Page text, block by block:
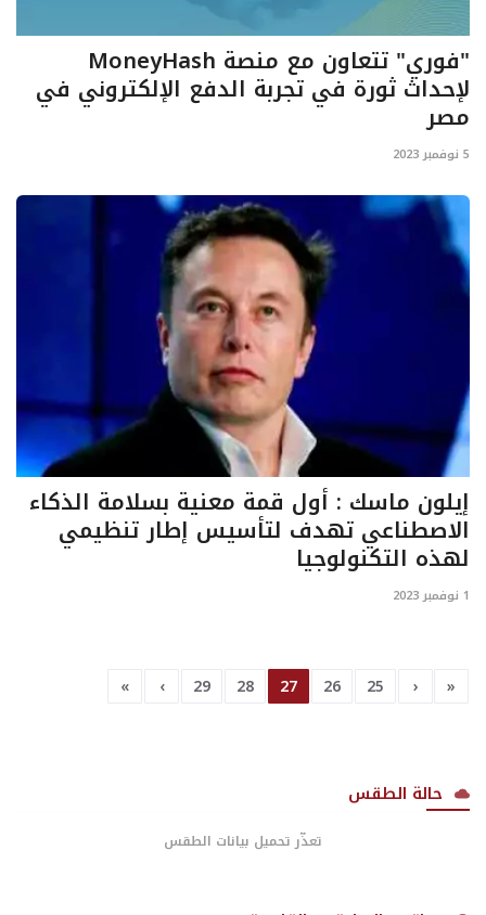
"فوري" تتعاون مع منصة MoneyHash
لإحداث ثورة في تجربة الدفع الإلكتروني في
مصر
5 نوفمبر 2023
إيلون ماسك : أول قمة معنية بسلامة الذكاء
الاصطناعي تهدف لتأسيس إطار تنظيمي
لهذه التكنولوجيا
1 نوفمبر 2023
«
‹
25
26
27
28
29
›
»
حالة الطقس
تعذّر تحميل بيانات الطقس